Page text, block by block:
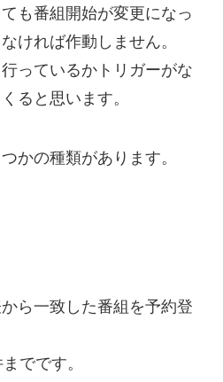
も番組開始が変更になっ
ければ作動しません。
っているかトリガーがな
ると思います。
かの種類があります。
ら一致した番組を予約登
でです。